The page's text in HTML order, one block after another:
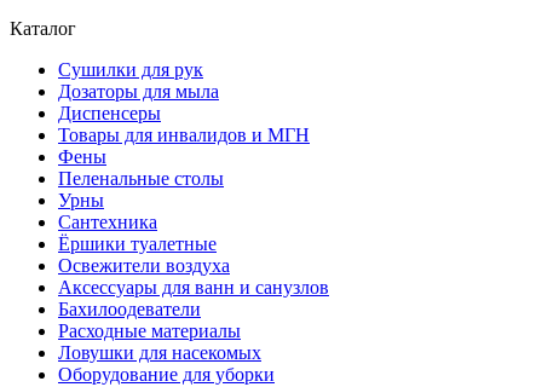
Каталог
Сушилки для рук
Дозаторы для мыла
Диспенсеры
Товары для инвалидов и МГН
Фены
Пеленальные столы
Урны
Сантехника
Ёршики туалетные
Освежители воздуха
Аксессуары для ванн и санузлов
Бахилоодеватели
Расходные материалы
Ловушки для насекомых
Оборудование для уборки